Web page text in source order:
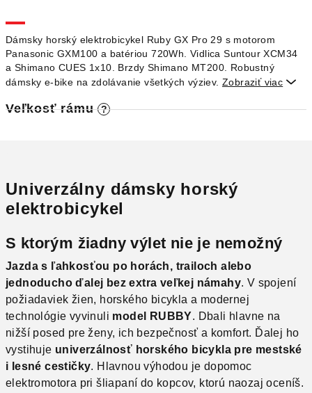
Dámsky horský elektrobicykel Ruby GX Pro 29 s motorom
Panasonic GXM100 a batériou 720Wh. Vidlica Suntour XCM34
a Shimano CUES 1x10. Brzdy Shimano MT200. Robustný
dámsky e-bike na zdolávanie všetkých výziev. Zobraziť viac 
Veľkosť rámu ?
Univerzálny dámsky horský
elektrobicykel
S ktorým žiadny výlet nie je nemožný
Jazda s ľahkosťou po horách, trailoch alebo
jednoducho ďalej bez extra veľkej námahy. V spojení
požiadaviek žien, horského bicykla a modernej
technológie vyvinuli model RUBBY. Dbali hlavne na
nižší posed pre ženy, ich bezpečnosť a komfort. Ďalej ho
vystihuje univerzálnosť horského bicykla pre mestské
i lesné cestičky. Hlavnou výhodou je dopomoc
elektromotora pri šliapaní do kopcov, ktorú naozaj oceníš.